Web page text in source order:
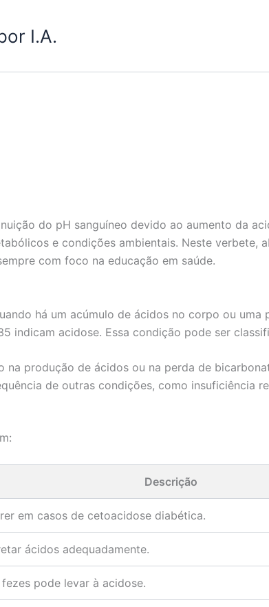
I.A.
do pH sanguíneo devido ao aumento da
e condições ambientais. Neste verbete,
com foco na educação em saúde.
há um acúmulo de ácidos no corpo ou uma
indicam acidose. Essa condição pode ser
na produção de ácidos ou na perda de
de outras condições, como insuficiência
Descrição
em casos de cetoacidose diabética.
ácidos adequadamente.
pode levar à acidose.